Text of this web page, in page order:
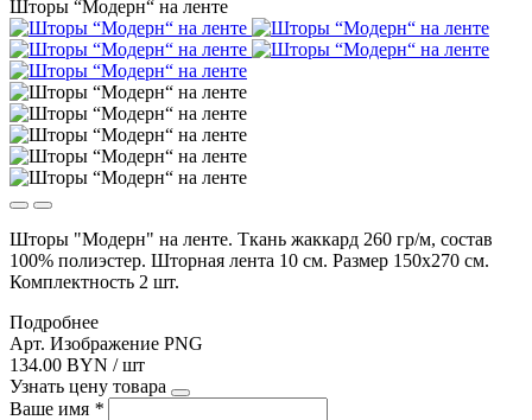
Шторы “Модерн“ на ленте
Шторы "Модерн" на ленте. Ткань жаккард 260 гр/м, состав
100% полиэстер. Шторная лента 10 см. Размер 150х270 см.
Комплектность 2 шт.
Подробнее
Арт. Изображение PNG
134.00 BYN / шт
Узнать цену товара
Ваше имя *